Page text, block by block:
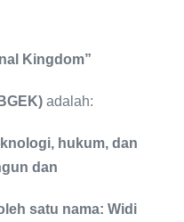
Kingdom”
adalah:
hukum, dan
dan
satu nama: Widi